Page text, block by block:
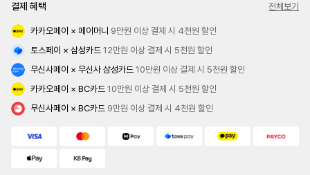
결제 혜택 전체보기
카카오페이 × 페이머니 9만원 이상 결제 시 4천원 할인
토스페이 × 삼성카드 12만원 이상 결제 시 5천원 할인
무신사페이 × 무신사 삼성카드 10만원 이상 결제 시 5천원 할인
카카오페이 × BC카드 10만원 이상 결제 시 5천원 할인
무신사페이 × BC카드 9만원 이상 결제 시 4천원 할인